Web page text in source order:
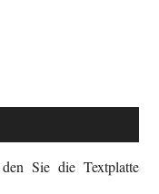
Sie die Textplatte